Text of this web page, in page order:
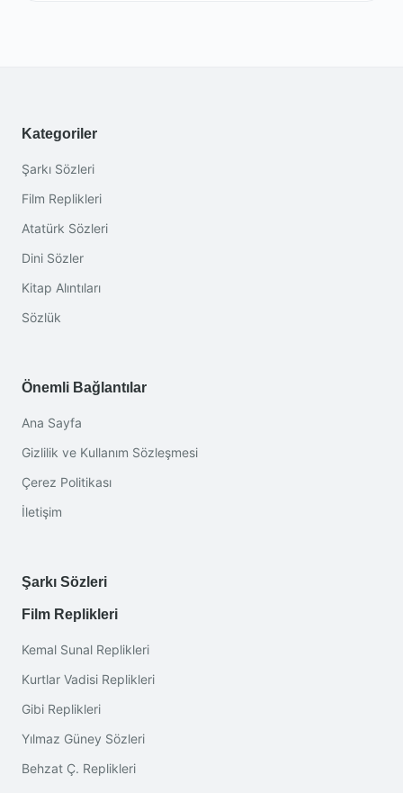
Kategoriler
Şarkı Sözleri
Film Replikleri
Atatürk Sözleri
Dini Sözler
Kitap Alıntıları
Sözlük
Önemli Bağlantılar
Ana Sayfa
Gizlilik ve Kullanım Sözleşmesi
Çerez Politikası
İletişim
Şarkı Sözleri
Film Replikleri
Kemal Sunal Replikleri
Kurtlar Vadisi Replikleri
Gibi Replikleri
Yılmaz Güney Sözleri
Behzat Ç. Replikleri